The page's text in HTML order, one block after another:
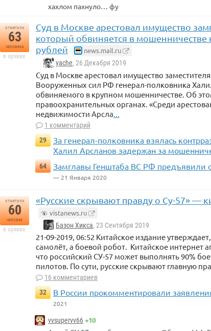
хахлом пахнуло… фу
отметили
63
человека
в архиве
Суд в Москве арестовал имущество
который обвиняется в мошенничестве
рублей
news.mail.ru
yache, 26 Декабря 2019
Суд в Москве арестовал имущество
Вооруженных сил РФ генерал-полковника
обвиняемого в крупном мошенничестве. Об
правоохранительных органах. «Среди
недвижимости Арсла
1 комментарий
29
За генерал-полковника взялась
Халил Арсланов задержан за
64
Замглавы Генштаба ВС РФ предъявили
— 21 Января 2020
отметили
60
человек
в архиве
«Русские скрывают правду о Су-57» —
vistanews.ru
Базон Хикса, 23 Сентября 2019
21-09-2019, 06:52 Китайское издание
самолёт, а боевой робот. Китайское интернет
что российский СУ-57 может выполнять 90%
пилотов. По сути, русские скрывают главную
16 комментариев
32
В России прокомментировали
2021
vvsupervv66+10